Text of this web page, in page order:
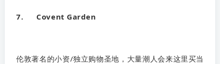
7. Covent Garden
伦敦著名的小资/独立购物圣地，大量潮人会来这里买当